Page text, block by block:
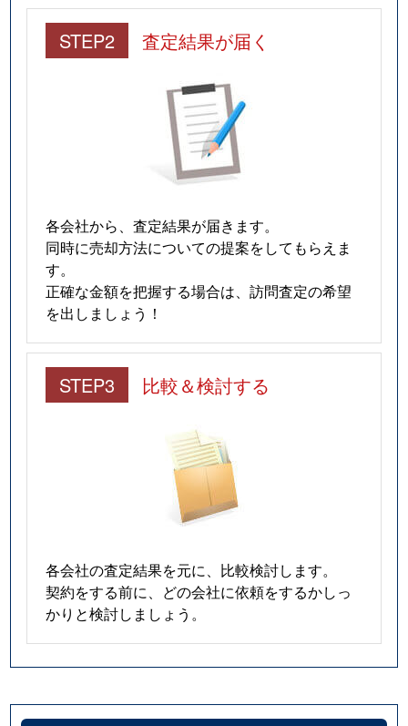
STEP2 査定結果が届く
各会社から、査定結果が届きます。
同時に売却方法についての提案をしてもらえま
す。
正確な金額を把握する場合は、訪問査定の希望
を出しましょう！
STEP3 比較＆検討する
各会社の査定結果を元に、比較検討します。
契約をする前に、どの会社に依頼をするかしっ
かりと検討しましょう。